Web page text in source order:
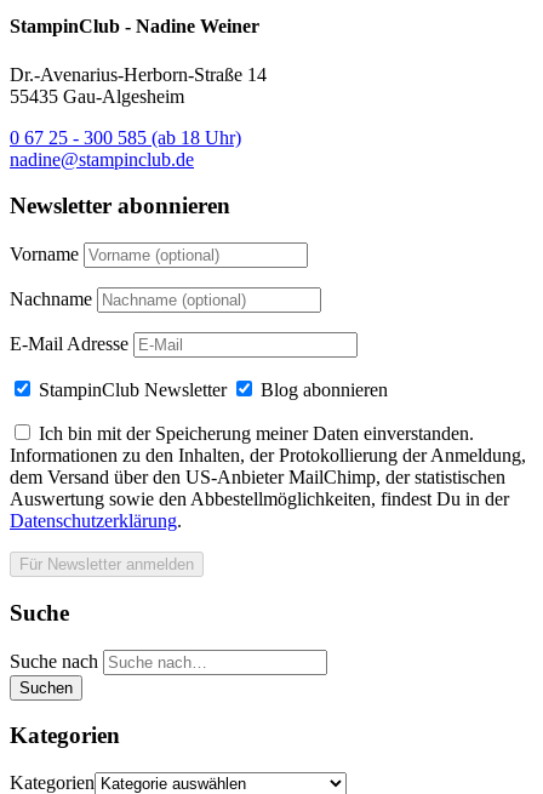
StampinClub - Nadine Weiner
Dr.-Avenarius-Herborn-Straße 14
55435 Gau-Algesheim
0 67 25 - 300 585 (ab 18 Uhr)
nadine@stampinclub.de
Newsletter abonnieren
Vorname
Nachname
E-Mail Adresse
StampinClub Newsletter Blog abonnieren
Ich bin mit der Speicherung meiner Daten einverstanden.
Informationen zu den Inhalten, der Protokollierung der Anmeldung,
dem Versand über den US-Anbieter MailChimp, der statistischen
Auswertung sowie den Abbestellmöglichkeiten, findest Du in der
Datenschutzerklärung.
Suche
Suche nach
Suchen
Kategorien
Kategorien